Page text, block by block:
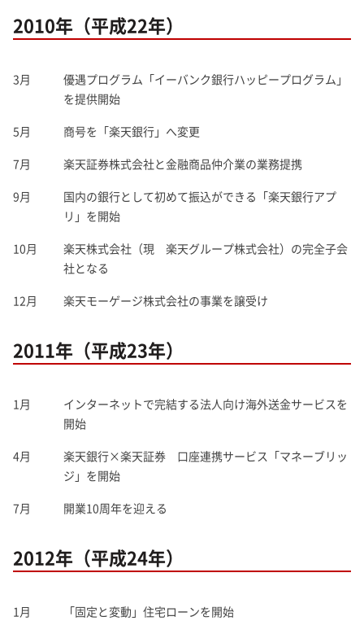
2010年（平成22年）
3月
優遇プログラム「イーバンク銀行ハッピープログラム」
を提供開始
5月
商号を「楽天銀行」へ変更
7月
楽天証券株式会社と金融商品仲介業の業務提携
9月
国内の銀行として初めて振込ができる「楽天銀行アプ
リ」を開始
10月
楽天株式会社（現 楽天グループ株式会社）の完全子会
社となる
12月
楽天モーゲージ株式会社の事業を譲受け
2011年（平成23年）
1月
インターネットで完結する法人向け海外送金サービスを
開始
4月
楽天銀行×楽天証券 口座連携サービス「マネーブリッ
ジ」を開始
7月
開業10周年を迎える
2012年（平成24年）
1月
「固定と変動」住宅ローンを開始